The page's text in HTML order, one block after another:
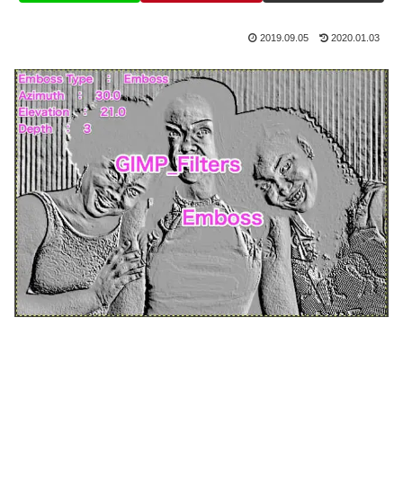
2019.09.05 2020.01.03